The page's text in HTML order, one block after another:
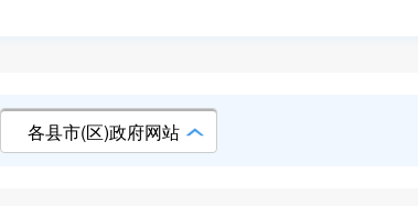
各县市(区)政府网站